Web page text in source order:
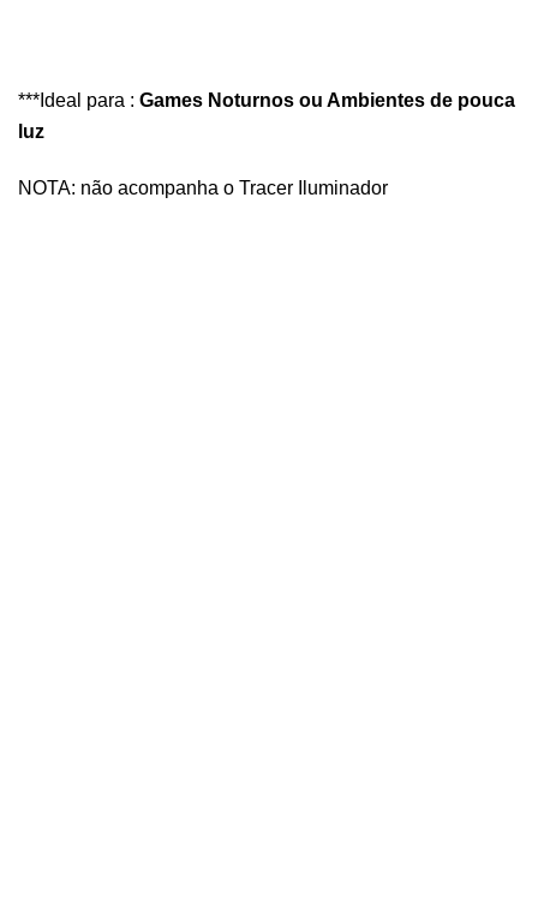
***Ideal para : Games Noturnos ou Ambientes de pouca
luz
NOTA: não acompanha o Tracer Iluminador